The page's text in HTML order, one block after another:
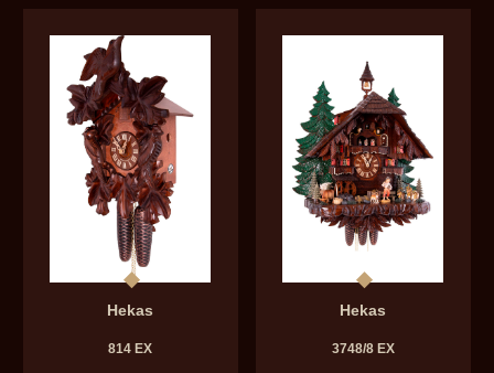
Hekas
814 EX
Hekas
3748/8 EX